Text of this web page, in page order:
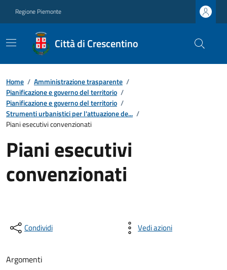
Regione Piemonte
Città di Crescentino
Home / Amministrazione trasparente /
Pianificazione e governo del territorio /
Pianificazione e governo del territorio /
Strumenti urbanistici per l'attuazione de... /
Piani esecutivi convenzionati
Piani esecutivi
convenzionati
Condividi Vedi azioni
Argomenti